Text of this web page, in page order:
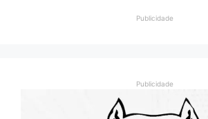
Publicidade
Publicidade